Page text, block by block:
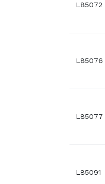
L85072
L85076
L85077
L85091